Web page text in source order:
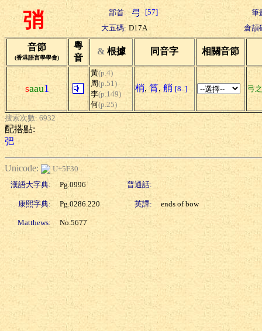
弰 部首: [57]
筆
大五碼: D17A 倉頡
音節
(香港語言學學會)
粵
音
& 根據 同音字 相關音節
saau1
黃(p.4)
周(p.51)
李(p.149)
何(p.25)
梢, 筲, 艄 [8..] 弓
搜索次數: 6932
配搭點:
弝
Unicode:
U+5F30
漢語大字典:
Pg.0996 普通話:
康熙字典: Pg.0286.220 英譯: ends of bow
Matthews: No.5677